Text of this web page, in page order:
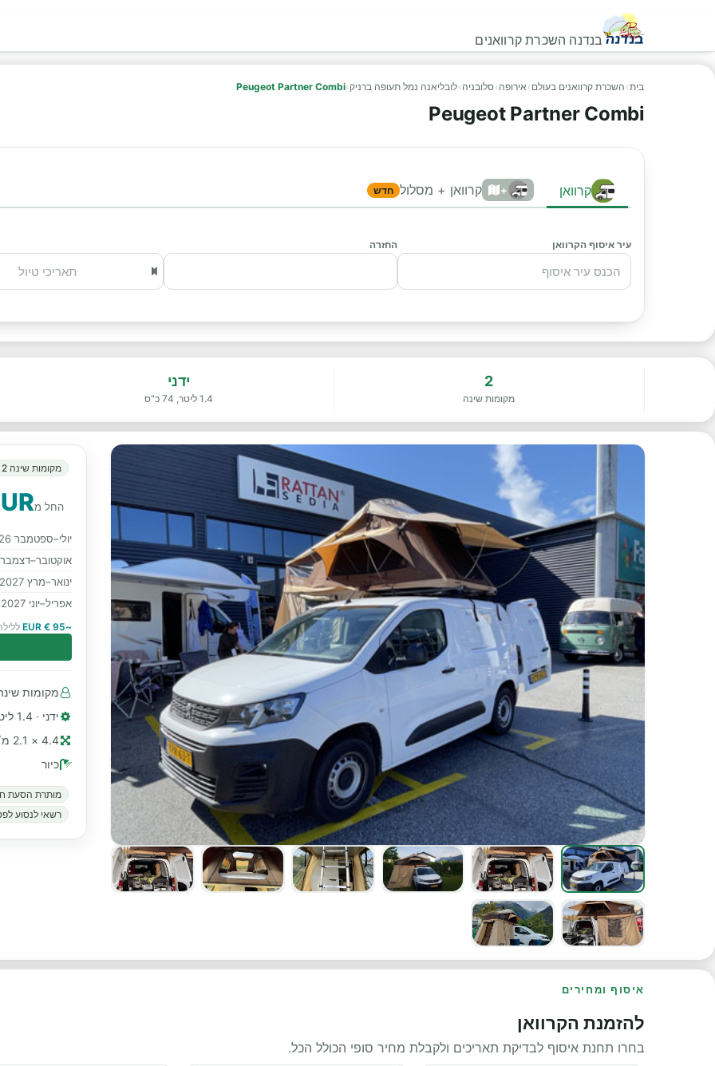
בנדנה השכרת קרוואנים
בית› השכרת קרוואנים בעולם › אירופה ›סלובניה ›לובליאנה נמל תעופה ברניק›
Peugeot Partner Combi
Peugeot Partner Combi
קרוואן + קרוואן + מסלול חדש
עיר איסוף הקרוואן החזרה
2
מקומות שינה
ידני
1.4 ליטר, 74 כ"ס
מקומות שינה 2
החל מ
יולי–ספטמבר 2026
אוקטובר–דצמבר
ינואר–מרץ 2027
אפריל–יוני 2027
~95 € EUR
מקומות שינה 2 · מושבים עם חגורות בטיחות 2
ידני · 1.4 ליטר, 74 כ"ס
4.4 × 2.1 מ׳ (≈ 14 רגל)
כיור
מותרת הסעת
רשאי לנסוע
איסוף ומחירים
להזמנת הקרוואן
בחרו תחנת איסוף לבדיקת תאריכים ולקבלת מחיר סופי הכולל הכל.